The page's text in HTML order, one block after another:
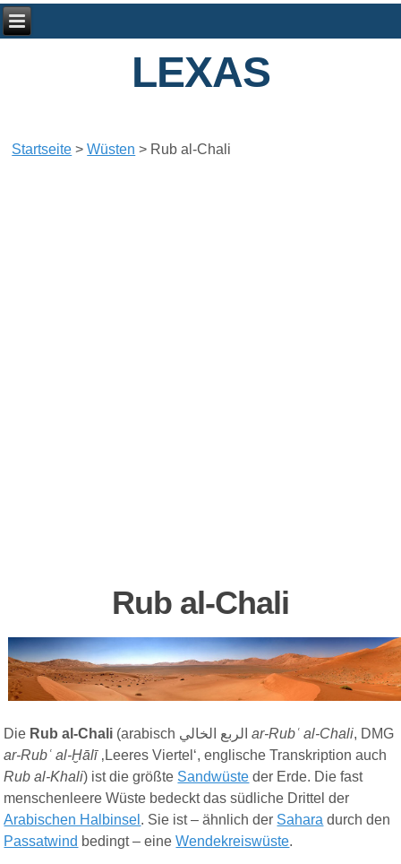
LEXAS
Startseite >Wüsten > Rub al-Chali
Rub al-Chali
Die Rub al-Chali (arabisch الربع الخالي ar-Rubʿ al-Chali, DMG
ar-Rubʿ al-Ḫālī‚Leeres Viertel‘, englische Transkription auch
Rub al-Khali) ist die größte Sandwüste der Erde. Die fast
menschenleere Wüste bedeckt das südliche Drittel der
Arabischen Halbinsel . Sie ist – ähnlich der Sahara durch den
Passatwind bedingt – eineWendekreiswüste.